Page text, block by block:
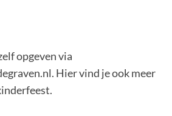
opgeven via
Hier vind je ook meer